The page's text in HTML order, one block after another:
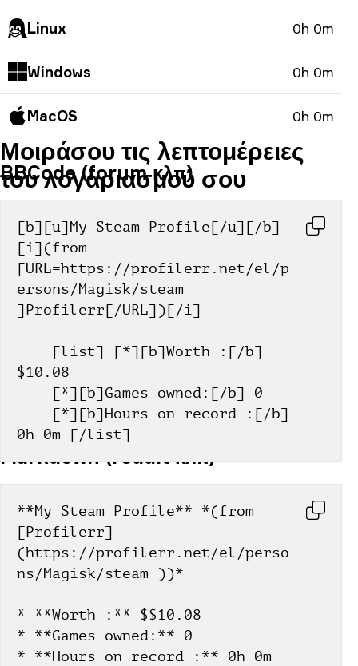
Linux 0h 0m
Windows 0h 0m
MacOS 0h 0m
Μοιράσου τις λεπτομέρειες
του λογαριασμού σου
BBCode (forum κλπ)
[b][u]My Steam Profile[/u][/b]
[i](from
[URL=https://profilerr.net/el/p
ersons/Magisk/steam
]Profilerr[/URL])[/i]
$10.08
    [*][b]Games owned:[/b] 0
0h 0m [/list]
Markdown (reddit κλπ)
**My Steam Profile** *(from
[Profilerr]
(https://profilerr.net/el/perso
ns/Magisk/steam ))*
* **Worth :** $$10.08
* **Games owned:** 0
* **Hours on record :** 0h 0m